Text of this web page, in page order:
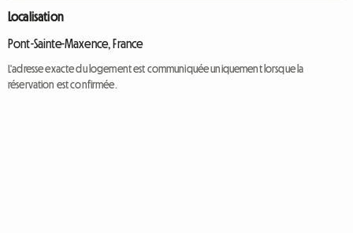
Localisation
Pont-Sainte-Maxence, France
L'adresse exacte du logement est communiquée uniquement lorsque la
réservation est confirmée.